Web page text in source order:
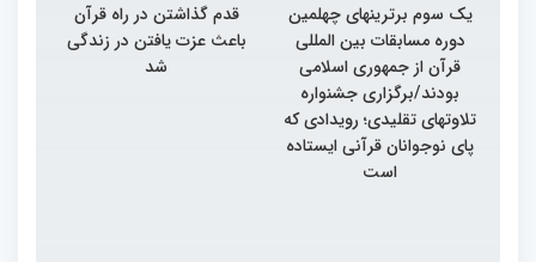
یک سوم برترینهای چهلمین
دوره مسابقات بین المللی
قرآن از جمهوری اسلامی
بودند/برگزاری جشنواره
تلاوتهای تقلیدی؛ رویدادی که
پای نوجوانان قرآنی ایستاده
است
قدم گذاشتن در راه قرآن
باعث عزت یافتن در زندگی
شد